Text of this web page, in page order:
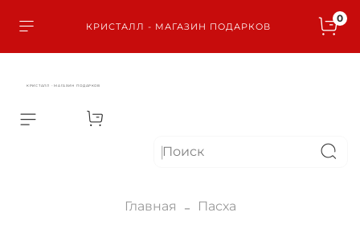
КРИСТАЛЛ - МАГАЗИН ПОДАРКОВ
0
КРИСТАЛЛ - МАГАЗИН ПОДАРКОВ
Главная Пасха